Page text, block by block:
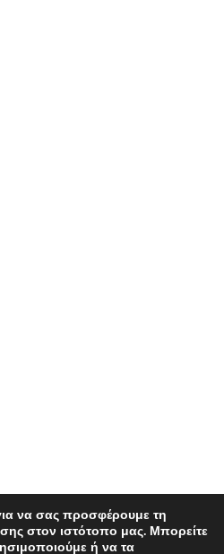
να σας προσφέρουμε τη
στον ιστότοπο μας. Μπορείτε
ή να τα